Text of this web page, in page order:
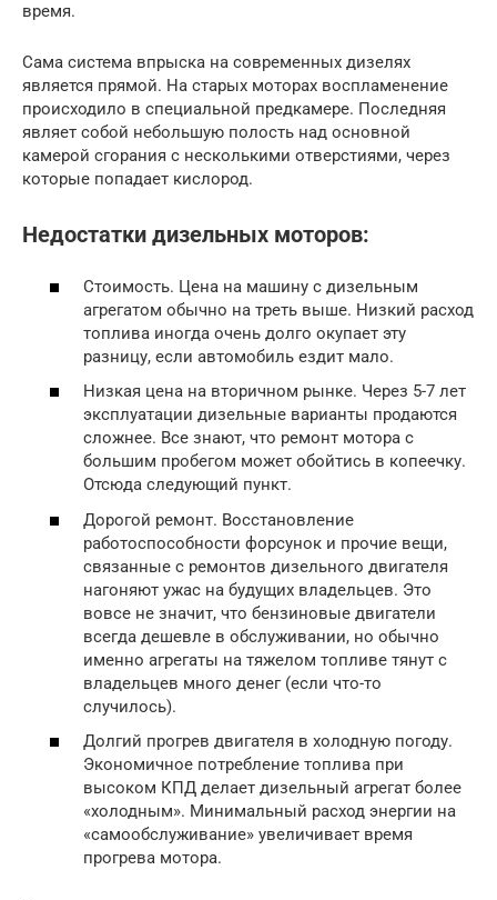
время.
Сама система впрыска на современных дизелях
является прямой. На старых моторах воспламенение
происходило в специальной предкамере. Последняя
являет собой небольшую полость над основной
камерой сгорания с несколькими отверстиями, через
которые попадает кислород.
Недостатки дизельных моторов:
Стоимость. Цена на машину с дизельным
агрегатом обычно на треть выше. Низкий расход
топлива иногда очень долго окупает эту
разницу, если автомобиль ездит мало.
Низкая цена на вторичном рынке. Через 5-7 лет
эксплуатации дизельные варианты продаются
сложнее. Все знают, что ремонт мотора с
большим пробегом может обойтись в копеечку.
Отсюда следующий пункт.
Дорогой ремонт. Восстановление
работоспособности форсунок и прочие вещи,
связанные с ремонтов дизельного двигателя
нагоняют ужас на будущих владельцев. Это
вовсе не значит, что бензиновые двигатели
всегда дешевле в обслуживании, но обычно
именно агрегаты на тяжелом топливе тянут с
владельцев много денег (если что-то
случилось).
Долгий прогрев двигателя в холодную погоду.
Экономичное потребление топлива при
высоком КПД делает дизельный агрегат более
«холодным». Минимальный расход энергии на
«самообслуживание» увеличивает время
прогрева мотора.